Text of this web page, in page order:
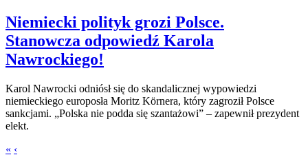
Niemiecki polityk grozi Polsce.
Stanowcza odpowiedź Karola
Nawrockiego!
Karol Nawrocki odniósł się do skandalicznej wypowiedzi
niemieckiego europosła Moritz Körnera, który zagroził Polsce
sankcjami. „Polska nie podda się szantażowi” – zapewnił prezydent
elekt.
« ‹